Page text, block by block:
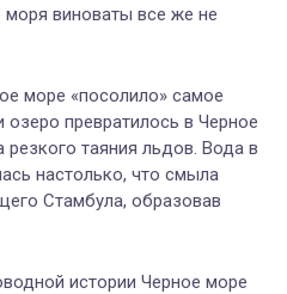
виноваты все же не
море «посолило» самое
превратилось в Черное
таяния льдов. Вода в
настолько, что смыла
Стамбула, образовав
истории Черное море